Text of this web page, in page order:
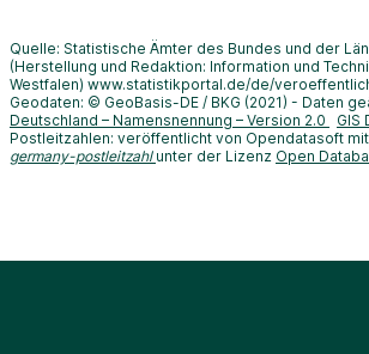
Quelle: Statistische Ämter des Bundes und der
(Herstellung und Redaktion: Information und
Westfalen) www.statistikportal.de/de/
Geodaten: © GeoBasis-DE / BKG (2021) - Daten
Deutschland – Namensnennung – Version 2.0
GIS
Postleitzahlen: veröffentlicht von Opendatasoft
germany-postleitzahl unter der Lizenz Open